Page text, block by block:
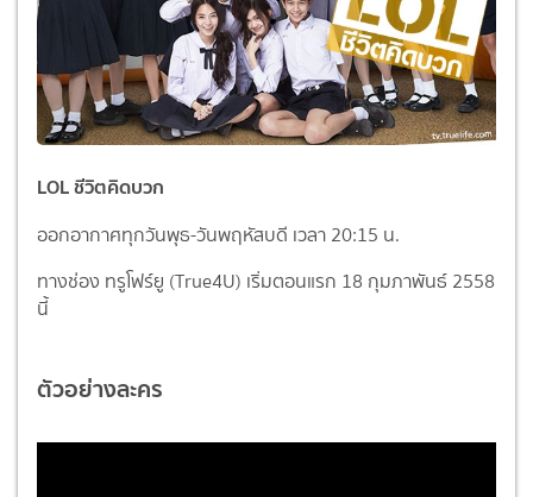
LOL ชีวิตคิดบวก
ออกอากาศทุกวันพุธ-วันพฤหัสบดี เวลา 20:15 น.
ทางช่อง ทรูโฟร์ยู (True4U) เริ่มตอนแรก 18 กุมภาพันธ์ 2558
นี้
ตัวอย่างละคร